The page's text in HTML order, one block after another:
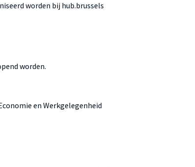
worden bij hub.brussels
worden.
en Werkgelegenheid